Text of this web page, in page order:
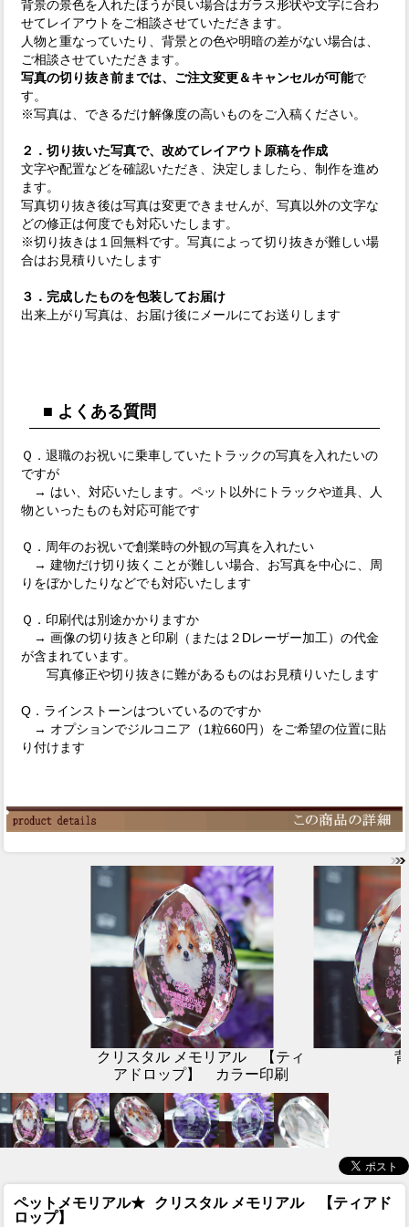
背景の景色を入れたほうが良い場合はガラス形状や文字に合わ
せてレイアウトをご相談させていただきます。
人物と重なっていたり、背景との色や明暗の差がない場合は、
ご相談させていただきます。
写真の切り抜き前までは、ご注文変更＆キャンセルが可能で
す。
※写真は、できるだけ解像度の高いものをご入稿ください。
２．切り抜いた写真で、改めてレイアウト原稿を作成
文字や配置などを確認いただき、決定しましたら、制作を進め
ます。
写真切り抜き後は写真は変更できませんが、写真以外の文字な
どの修正は何度でも対応いたします。
※切り抜きは１回無料です。写真によって切り抜きが難しい場
合はお見積りいたします
３．完成したものを包装してお届け
出来上がり写真は、お届け後にメールにてお送りします
■ よくある質問
Ｑ．退職のお祝いに乗車していたトラックの写真を入れたいの
ですが
→ はい、対応いたします。ペット以外にトラックや道具、人
物といったものも対応可能です
Ｑ．周年のお祝いで創業時の外観の写真を入れたい
→ 建物だけ切り抜くことが難しい場合、お写真を中心に、周
りをぼかしたりなどでも対応いたします
Ｑ．印刷代は別途かかりますか
→ 画像の切り抜きと印刷（または２Dレーザー加工）の代金
が含まれています。
写真修正や切り抜きに難があるものはお見積りいたします
Q．ラインストーンはついているのですか
→ オプションでジルコニア（1粒660円）をご希望の位置に貼
り付けます
クリスタル メモリアル 【ティ
アドロップ】 カラー印刷
ペットメモリアル★
クリスタル メモリアル 【ティアド
ロップ】